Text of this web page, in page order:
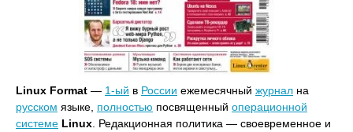
Linux Format — 1-ый в России ежемесячный журнал на
русском языке, полностью посвященный операционной
системе Linux . Редакционная политика — своевременное и